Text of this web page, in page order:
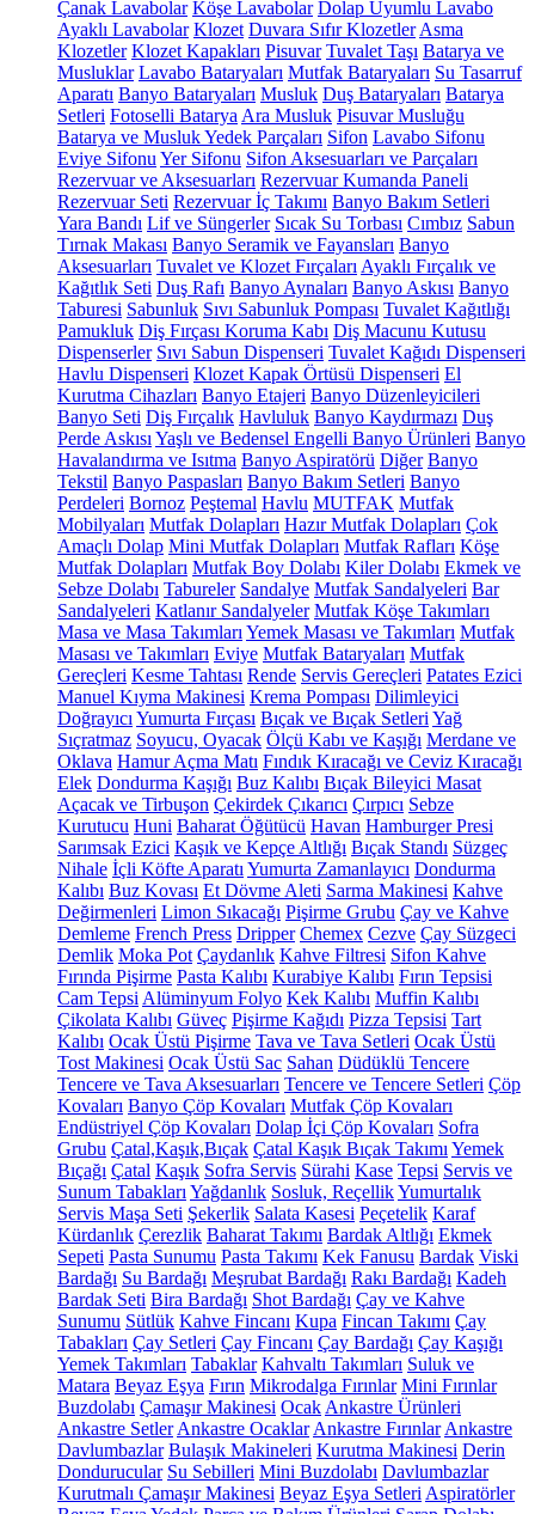
Çanak Lavabolar Köşe Lavabolar Dolap Uyumlu Lavabo
Ayaklı Lavabolar Klozet Duvara Sıfır Klozetler Asma
Klozetler Klozet Kapakları Pisuvar Tuvalet Taşı Batarya ve
Musluklar Lavabo Bataryaları Mutfak Bataryaları Su Tasarruf
Aparatı Banyo Bataryaları Musluk Duş Bataryaları Batarya
Setleri Fotoselli Batarya Ara Musluk Pisuvar Musluğu
Batarya ve Musluk Yedek Parçaları Sifon Lavabo Sifonu
Eviye Sifonu Yer Sifonu Sifon Aksesuarları ve Parçaları
Rezervuar ve Aksesuarları Rezervuar Kumanda Paneli
Rezervuar Seti Rezervuar İç Takımı Banyo Bakım Setleri
Yara Bandı Lif ve Süngerler Sıcak Su Torbası Cımbız Sabun
Tırnak Makası Banyo Seramik ve Fayansları Banyo
Aksesuarları Tuvalet ve Klozet Fırçaları Ayaklı Fırçalık ve
Kağıtlık Seti Duş Rafı Banyo Aynaları Banyo Askısı Banyo
Taburesi Sabunluk Sıvı Sabunluk Pompası Tuvalet Kağıtlığı
Pamukluk Diş Fırçası Koruma Kabı Diş Macunu Kutusu
Dispenserler Sıvı Sabun Dispenseri Tuvalet Kağıdı Dispenseri
Havlu Dispenseri Klozet Kapak Örtüsü Dispenseri El
Kurutma Cihazları Banyo Etajeri Banyo Düzenleyicileri
Banyo Seti Diş Fırçalık Havluluk Banyo Kaydırmazı Duş
Perde Askısı Yaşlı ve Bedensel Engelli Banyo Ürünleri Banyo
Havalandırma ve Isıtma Banyo Aspiratörü Diğer Banyo
Tekstil Banyo Paspasları Banyo Bakım Setleri Banyo
Perdeleri Bornoz Peştemal Havlu MUTFAK Mutfak
Mobilyaları Mutfak Dolapları Hazır Mutfak Dolapları Çok
Amaçlı Dolap Mini Mutfak Dolapları Mutfak Rafları Köşe
Mutfak Dolapları Mutfak Boy Dolabı Kiler Dolabı Ekmek ve
Sebze Dolabı Tabureler Sandalye Mutfak Sandalyeleri Bar
Sandalyeleri Katlanır Sandalyeler Mutfak Köşe Takımları
Masa ve Masa Takımları Yemek Masası ve Takımları Mutfak
Masası ve Takımları Eviye Mutfak Bataryaları Mutfak
Gereçleri Kesme Tahtası Rende Servis Gereçleri Patates Ezici
Manuel Kıyma Makinesi Krema Pompası Dilimleyici
Doğrayıcı Yumurta Fırçası Bıçak ve Bıçak Setleri Yağ
Sıçratmaz Soyucu, Oyacak Ölçü Kabı ve Kaşığı Merdane ve
Oklava Hamur Açma Matı Fındık Kıracağı ve Ceviz Kıracağı
Elek Dondurma Kaşığı Buz Kalıbı Bıçak Bileyici Masat
Açacak ve Tirbuşon Çekirdek Çıkarıcı Çırpıcı Sebze
Kurutucu Huni Baharat Öğütücü Havan Hamburger Presi
Sarımsak Ezici Kaşık ve Kepçe Altlığı Bıçak Standı Süzgeç
Nihale İçli Köfte Aparatı Yumurta Zamanlayıcı Dondurma
Kalıbı Buz Kovası Et Dövme Aleti Sarma Makinesi Kahve
Değirmenleri Limon Sıkacağı Pişirme Grubu Çay ve Kahve
Demleme French Press Dripper Chemex Cezve Çay Süzgeci
Demlik Moka Pot Çaydanlık Kahve Filtresi Sifon Kahve
Fırında Pişirme Pasta Kalıbı Kurabiye Kalıbı Fırın Tepsisi
Cam Tepsi Alüminyum Folyo Kek Kalıbı Muffin Kalıbı
Çikolata Kalıbı Güveç Pişirme Kağıdı Pizza Tepsisi Tart
Kalıbı Ocak Üstü Pişirme Tava ve Tava Setleri Ocak Üstü
Tost Makinesi Ocak Üstü Sac Sahan Düdüklü Tencere
Tencere ve Tava Aksesuarları Tencere ve Tencere Setleri Çöp
Kovaları Banyo Çöp Kovaları Mutfak Çöp Kovaları
Endüstriyel Çöp Kovaları Dolap İçi Çöp Kovaları Sofra
Grubu Çatal,Kaşık,Bıçak Çatal Kaşık Bıçak Takımı Yemek
Bıçağı Çatal Kaşık Sofra Servis Sürahi Kase Tepsi Servis ve
Sunum Tabakları Yağdanlık Sosluk, ReçellikYumurtalık
Servis Maşa Seti Şekerlik Salata Kasesi Peçetelik Karaf
Kürdanlık Çerezlik Baharat Takımı Bardak Altlığı Ekmek
Sepeti Pasta Sunumu Pasta Takımı Kek Fanusu Bardak Viski
Bardağı Su Bardağı Meşrubat Bardağı Rakı Bardağı Kadeh
Bardak Seti Bira Bardağı Shot Bardağı Çay ve Kahve
Sunumu Sütlük Kahve Fincanı Kupa Fincan Takımı Çay
Tabakları Çay Setleri Çay Fincanı Çay Bardağı Çay Kaşığı
Yemek Takımları Tabaklar Kahvaltı Takımları Suluk ve
Matara Beyaz Eşya Fırın Mikrodalga Fırınlar Mini Fırınlar
Buzdolabı Çamaşır Makinesi Ocak Ankastre Ürünleri
Ankastre Setler Ankastre Ocaklar Ankastre Fırınlar Ankastre
Davlumbazlar Bulaşık Makineleri Kurutma Makinesi Derin
Dondurucular Su Sebilleri Mini Buzdolabı Davlumbazlar
Kurutmalı Çamaşır Makinesi Beyaz Eşya Setleri Aspiratörler